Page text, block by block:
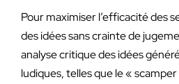
Pour maximiser l’efficacité des
des idées sans crainte de
analyse critique des idées
ludiques, telles que le «